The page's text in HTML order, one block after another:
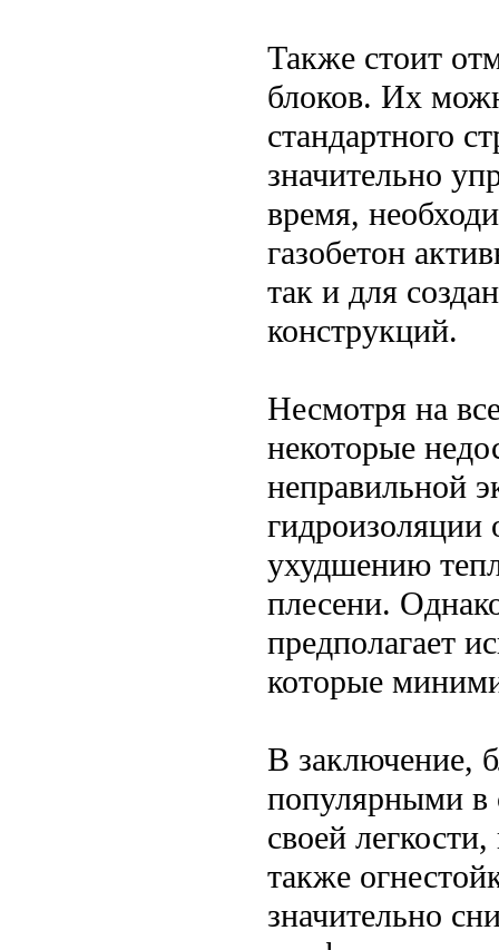
Также стоит
блоков. Их
стандартного
значительно
время,
газобетон
так и для
конструкций.
Несмотря на
некоторые
неправильной
гидроизоляции
ухудшению
плесени.
предполагает
которые
В заключение,
популярными в
своей
также
значительно